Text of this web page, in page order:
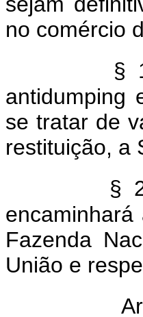
no comércio
§
antidumping
se tratar de
restituição, a
§
Fazenda
União e